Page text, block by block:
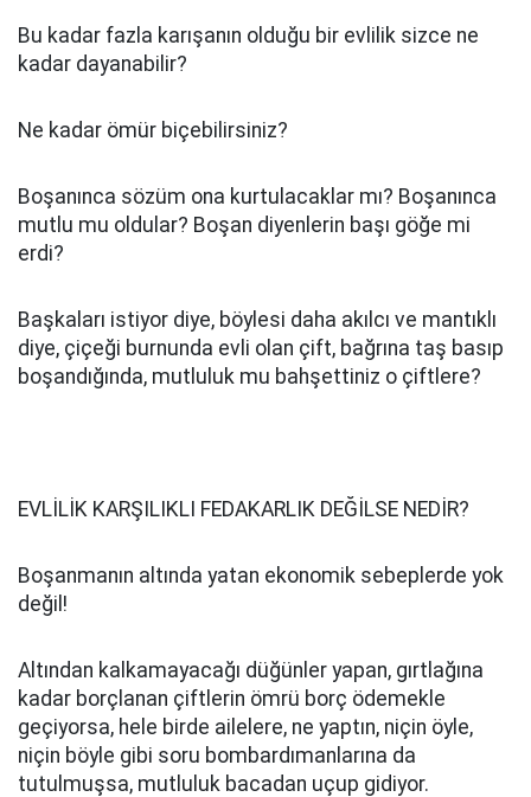
Bu kadar fazla karışanın olduğu bir evlilik sizce ne
kadar dayanabilir?
Ne kadar ömür biçebilirsiniz?
Boşanınca sözüm ona kurtulacaklar mı? Boşanınca
mutlu mu oldular? Boşan diyenlerin başı göğe mi
erdi?
Başkaları istiyor diye, böylesi daha akılcı ve mantıklı
diye, çiçeği burnunda evli olan çift, bağrına taş basıp
boşandığında, mutluluk mu bahşettiniz o çiftlere?
EVLİLİK KARŞILIKLI FEDAKARLIK DEĞİLSE NEDİR?
Boşanmanın altında yatan ekonomik sebeplerde yok
değil!
Altından kalkamayacağı düğünler yapan, gırtlağına
kadar borçlanan çiftlerin ömrü borç ödemekle
geçiyorsa, hele birde ailelere, ne yaptın, niçin öyle,
niçin böyle gibi soru bombardımanlarına da
tutulmuşsa, mutluluk bacadan uçup gidiyor.